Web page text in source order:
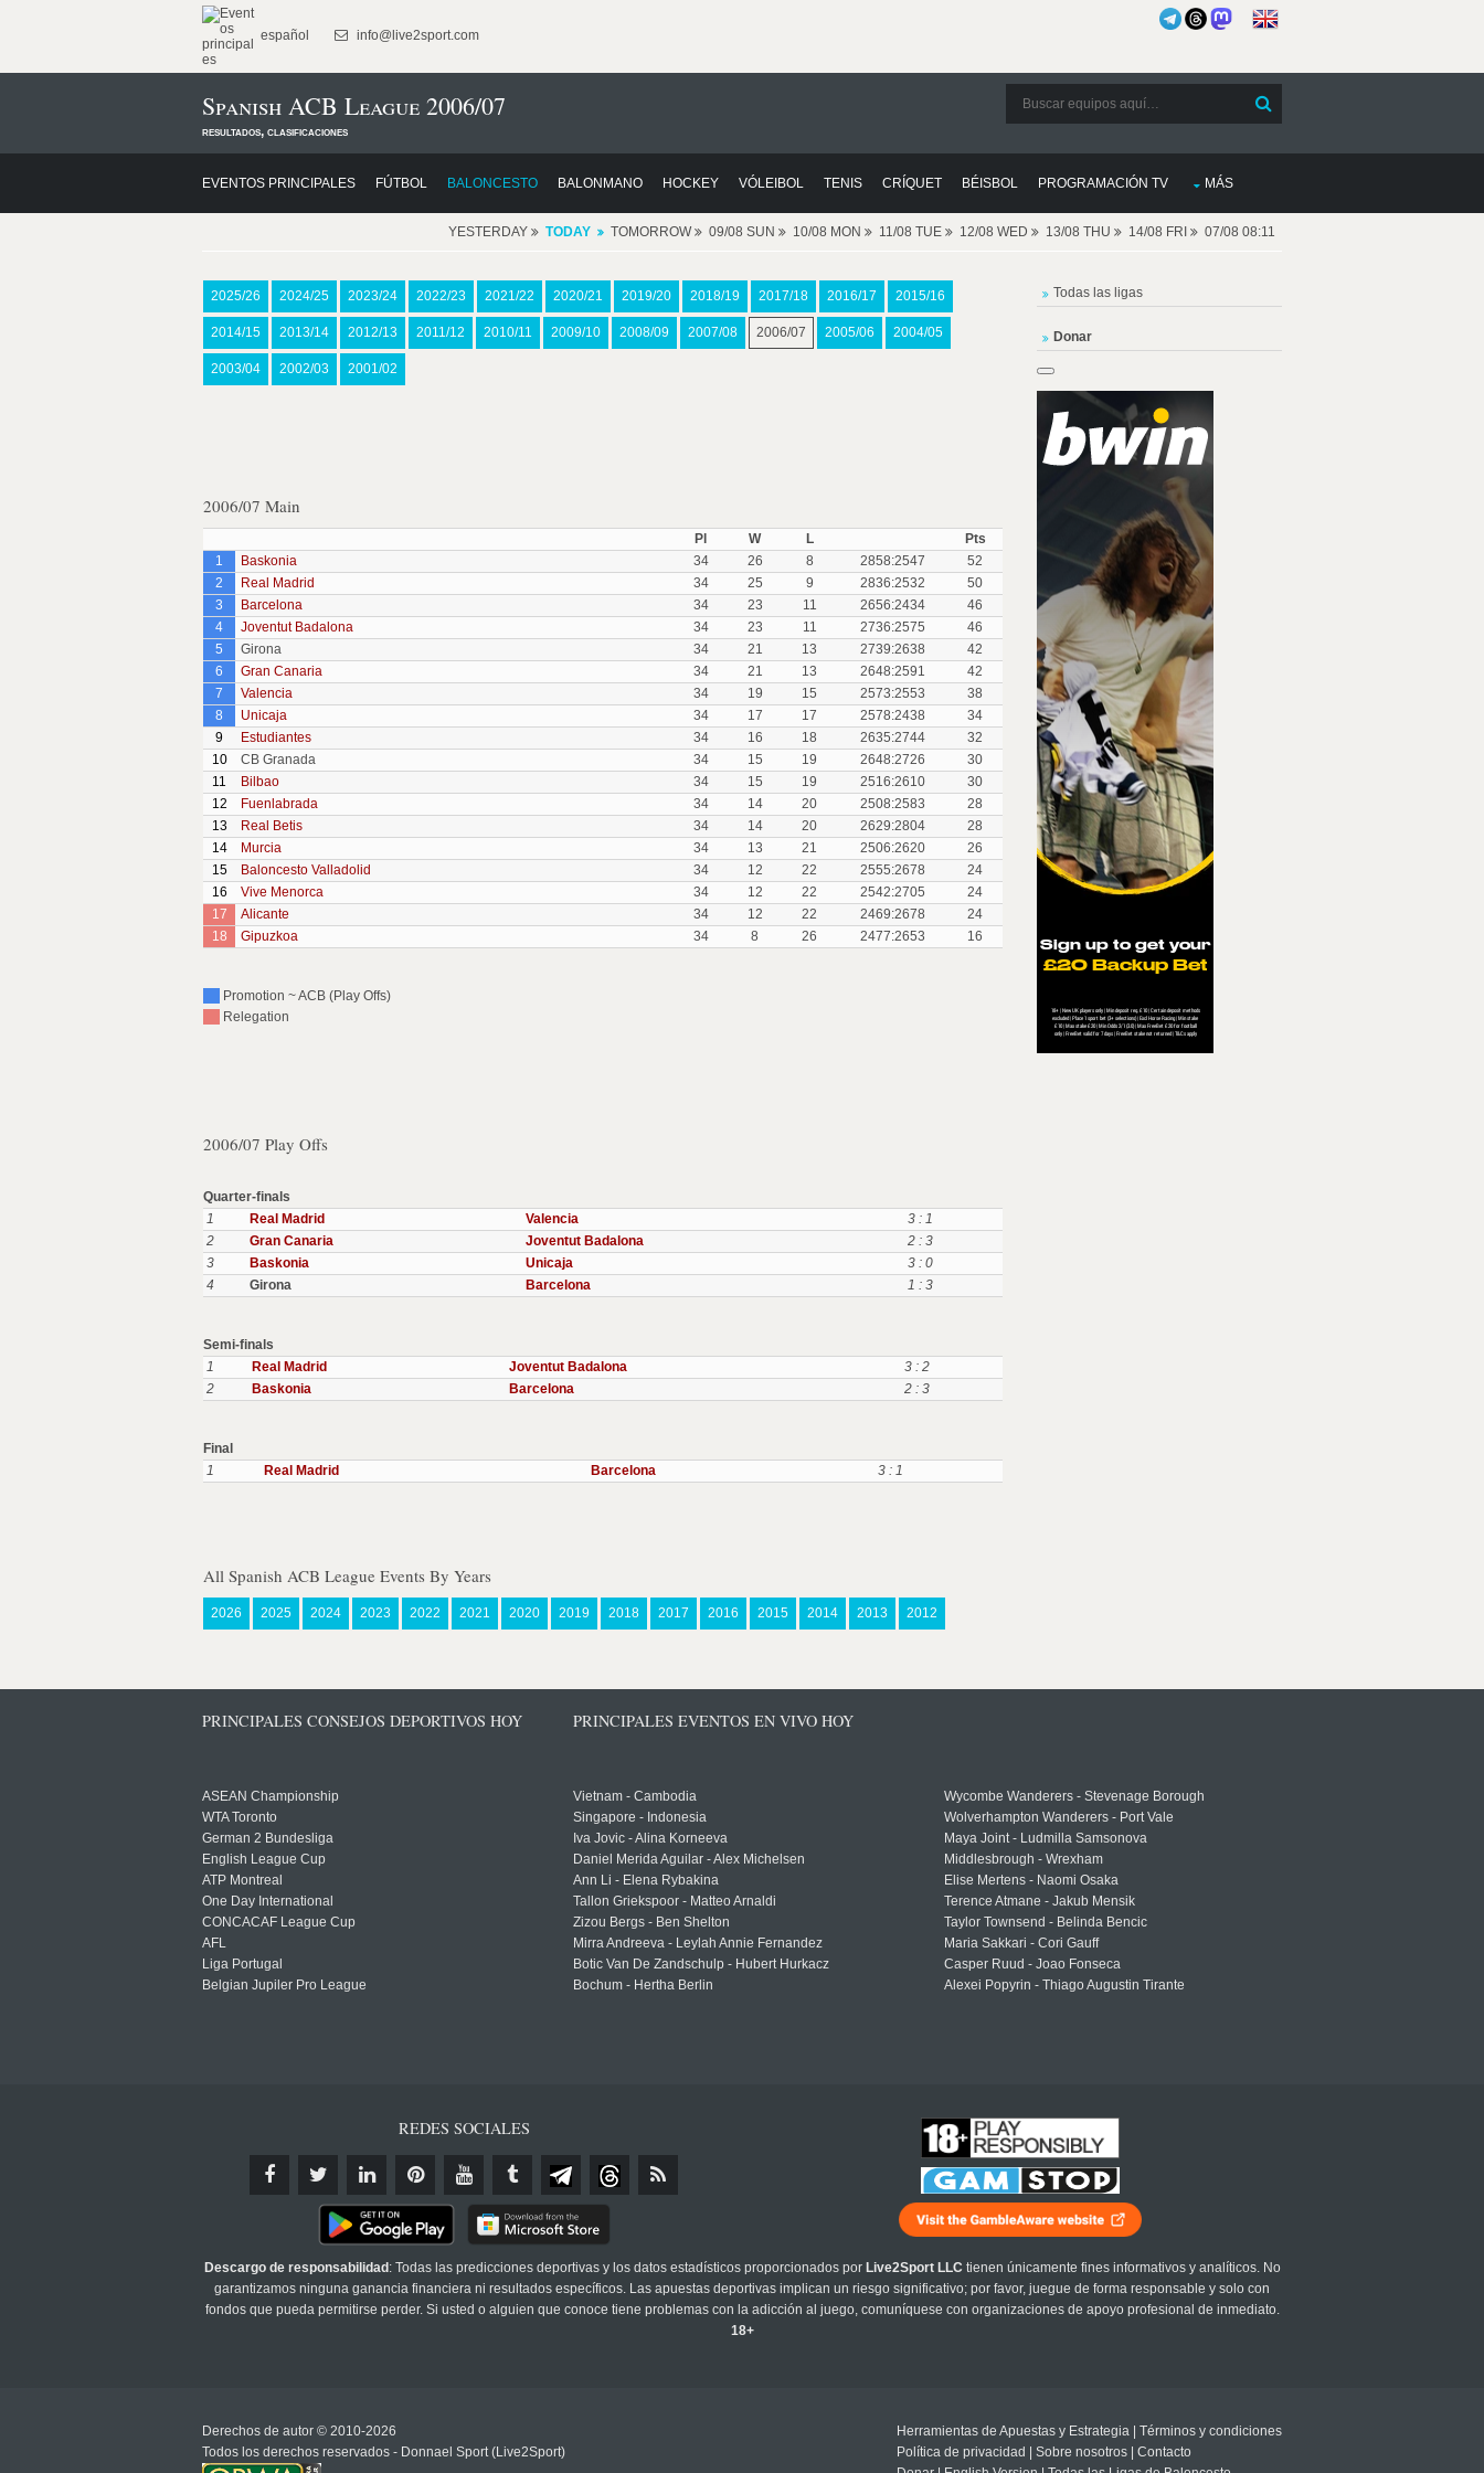
español info@live2sport.com
Spanish ACB League 2006/07
resultados, clasificaciones
EVENTOS PRINCIPALES FÚTBOL BALONCESTO BALONMANO HOCKEY VÓLEIBOL TENIS CRÍQUET BÉISBOL PROGRAMACIÓN TV MÁS
YESTERDAY TODAY TOMORROW 09/08 SUN 10/08 MON 11/08 TUE 12/08 WED 13/08 THU 14/08 FRI 07/08 08:11
2025/26 2024/25 2023/24 2022/23 2021/22 2020/21 2019/20 2018/19 2017/18 2016/17 2015/16
2014/15 2013/14 2012/13 2011/12 2010/11 2009/10 2008/09 2007/08 2006/07 2005/06 2004/05
2003/04 2002/03 2001/02
2006/07 Main
Pl W L
Pts
1
Baskonia 34 26 8 2858:2547
52
2
Real Madrid 34 25 9 2836:2532
50
3
Barcelona 34 23 11 2656:2434
46
4
Joventut Badalona 34 23 11 2736:2575
46
5
Girona 34 21 13 2739:2638
42
6
Gran Canaria 34 21 13 2648:2591
42
7
Valencia 34 19 15 2573:2553
38
8
Unicaja 34 17 17 2578:2438
34
9
Estudiantes 34 16 18 2635:2744
32
10
CB Granada 34 15 19 2648:2726
30
11
Bilbao 34 15 19 2516:2610
30
12
Fuenlabrada 34 14 20 2508:2583
28
13
Real Betis 34 14 20 2629:2804
28
14
Murcia 34 13 21 2506:2620
26
15
Baloncesto Valladolid 34 12 22 2555:2678
24
16
Vive Menorca 34 12 22 2542:2705
24
17
Alicante 34 12 22 2469:2678
24
18
Gipuzkoa 34 8 26 2477:2653 16
Promotion ~ ACB (Play Offs)
Relegation
2006/07 Play Offs
Quarter-finals
1
Real Madrid Valencia
3 : 1
2
Gran Canaria Joventut Badalona
2 : 3
3
Baskonia Unicaja
3 : 0
4
Girona Barcelona 1 : 3
Semi-finals
1
Real Madrid Joventut Badalona
3 : 2
2
Baskonia Barcelona 2 : 3
Final
1
Real Madrid Barcelona 3 : 1
All Spanish ACB League Events By Years
2026 2025 2024 2023 2022 2021 2020 2019 2018 2017 2016 2015 2014 2013 2012
Todas las ligas
Donar
PRINCIPALES CONSEJOS DEPORTIVOS HOY
ASEAN Championship
WTA Toronto
German 2 Bundesliga
English League Cup
ATP Montreal
One Day International
CONCACAF League Cup
AFL
Liga Portugal
Belgian Jupiler Pro League
PRINCIPALES EVENTOS EN VIVO HOY
Vietnam - Cambodia
Singapore - Indonesia
Iva Jovic - Alina Korneeva
Daniel Merida Aguilar - Alex Michelsen
Ann Li - Elena Rybakina
Tallon Griekspoor - Matteo Arnaldi
Zizou Bergs - Ben Shelton
Mirra Andreeva - Leylah Annie Fernandez
Botic Van De Zandschulp - Hubert Hurkacz
Bochum - Hertha Berlin
Wycombe Wanderers - Stevenage Borough
Wolverhampton Wanderers - Port Vale
Maya Joint - Ludmilla Samsonova
Middlesbrough - Wrexham
Elise Mertens - Naomi Osaka
Terence Atmane - Jakub Mensik
Taylor Townsend - Belinda Bencic
Maria Sakkari - Cori Gauff
Casper Ruud - Joao Fonseca
Alexei Popyrin - Thiago Augustin Tirante
REDES SOCIALES
Descargo de responsabilidad : Todas las predicciones deportivas y los datos estadísticos proporcionados por Live2Sport LLC tienen únicamente fines informativos y analíticos. No
garantizamos ninguna ganancia financiera ni resultados específicos. Las apuestas deportivas implican un riesgo significativo; por favor, juegue de forma responsable y solo con
fondos que pueda permitirse perder. Si usted o alguien que conoce tiene problemas con la adicción al juego, comuníquese con organizaciones de apoyo profesional de inmediato.
18+
Derechos de autor © 2010-2026
Todos los derechos reservados - Donnael Sport (Live2Sport)
Herramientas de Apuestas y Estrategia
Términos y condiciones
Política de privacidad
Sobre nosotros
Contacto